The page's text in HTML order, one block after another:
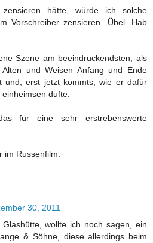
hätte, würde ich solche
Vorschreiber zensieren. Übel. Hab
Szene am beeindruckendsten, als
und Weisen Anfang und Ende
und, erst jetzt kommts, wie er dafür
dufte.
für eine sehr erstrebenswerte
im Russenfilm.
30, 2011
wollte ich noch sagen, ein
& Söhne, diese allerdings beim